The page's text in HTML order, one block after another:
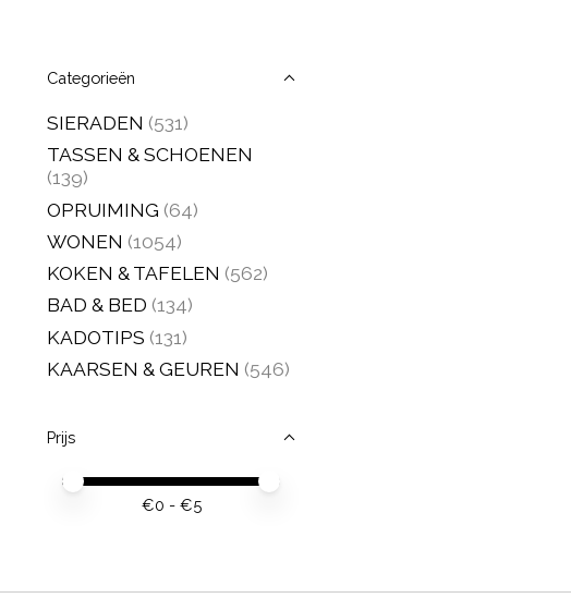
Categorieën
SIERADEN (531)
TASSEN & SCHOENEN
(139)
OPRUIMING (64)
WONEN (1054)
KOKEN & TAFELEN (562)
BAD & BED (134)
KADOTIPS (131)
KAARSEN & GEUREN (546)
Prijs
Minimale prijswaarde
Price maximum value
€0 - €5